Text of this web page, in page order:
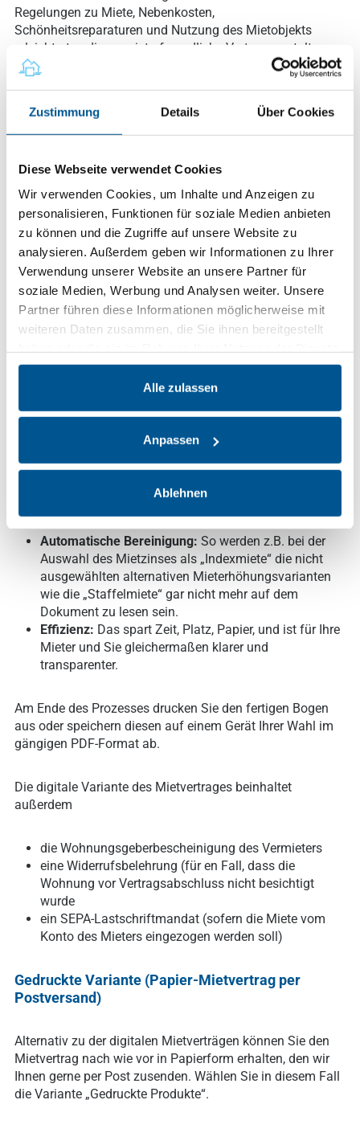
Zustimmung Details Über Cookies
Diese Webseite verwendet Cookies
Wir verwenden Cookies, um Inhalte und Anzeigen zu
personalisieren, Funktionen für soziale Medien anbieten
zu können und die Zugriffe auf unsere Website zu
analysieren. Außerdem geben wir Informationen zu Ihrer
Verwendung unserer Website an unsere Partner für
soziale Medien, Werbung und Analysen weiter. Unsere
Partner führen diese Informationen möglicherweise mit
weiteren Daten zusammen, die Sie ihnen bereitgestellt
gesammelt haben.
Alle zulassen
Anpassen
Ablehnen
Regelungen zu Miete, Nebenkosten,
Schönheitsreparaturen und Nutzung des Mietobjekts
erleichtert er die vermieterfreundliche Vertragsgestaltung
und minimiert Streitpotenzial. Ideal für private und
professionelle Vermieter, die Wert auf Sicherheit und
Mehrfamilienhäusern, Einfamilienhäuser und
Eigentumswohnungen.
Digitale Variante (Fertig generierter Mietvertrag
als PDF-Datei)
Wählen Sie die Variante „PDF-Download“, um die digitalen
Mietverträge jetzt noch einfacher, transparenter und
Individuelle Anpassung:Beim digitalen Ausfüllen
tauchen nur die Punkte im Mietvertrag auf, die
zutreffen. Felder, die nicht rechtlich notwendig sind
und in Ihrem Fall nicht benötigt werden, erscheinen im
Schrittweise Führung:Basierend auf entsprechenden
Fragestellungen werden Sie schrittweise durch die
Automatische Bereinigung: So werden z.B. bei der
Auswahl des Mietzinses als „Indexmiete“ die nicht
ausgewählten alternativen Mieterhöhungsvarianten
wie die „Staffelmiete“ gar nicht mehr auf dem
Dokument zu lesen sein.
Effizienz: Das spart Zeit, Platz, Papier, und ist für Ihre
Mieter und Sie gleichermaßen klarer und
transparenter.
Am Ende des Prozesses drucken Sie den fertigen Bogen
aus oder speichern diesen auf einem Gerät Ihrer Wahl im
gängigen PDF-Format ab.
Die digitale Variante des Mietvertrages beinhaltet
außerdem
die Wohnungsgeberbescheinigung des Vermieters
eine Widerrufsbelehrung (für en Fall, dass die
Wohnung vor Vertragsabschluss nicht besichtigt
wurde
ein SEPA-Lastschriftmandat (sofern die Miete vom
Konto des Mieters eingezogen werden soll)
Gedruckte Variante (Papier-Mietvertrag per
Postversand)
Alternativ zu der digitalen Mietverträgen können Sie den
Mietvertrag nach wie vor in Papierform erhalten, den wir
Ihnen gerne per Post zusenden. Wählen Sie in diesem Fall
die Variante „Gedruckte Produkte“.